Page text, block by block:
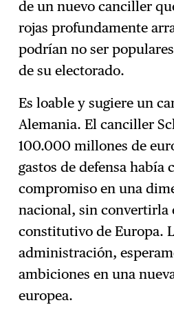
de un nuevo canciller
rojas profundamente
podrían no ser
de su electorado.
Es loable y sugiere un
Alemania. El canciller
100.000 millones de
gastos de defensa había
compromiso en una
nacional, sin convertirla
constitutivo de Europa.
administración,
ambiciones en una
europea.